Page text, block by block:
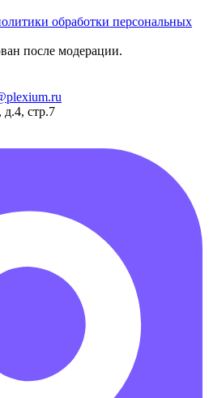
обработки персональных
после модерации.
стр.7